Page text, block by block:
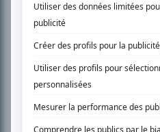
SUR LE RÉSEAU BIZZ MÉDIA